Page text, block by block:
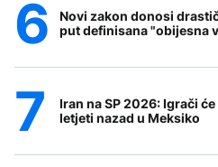
Novi zakon donosi
put definisana "obijesna
Iran na SP 2026: Igrači
letjeti nazad u Meksiko